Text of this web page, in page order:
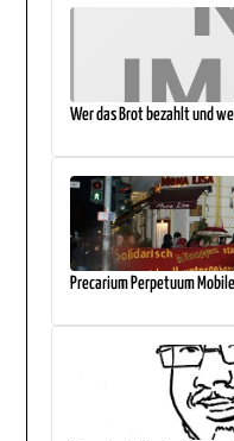
Wer das Brot bezahlt und
Precarium Perpetuum Mobile